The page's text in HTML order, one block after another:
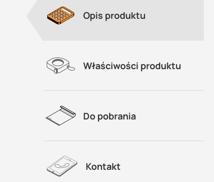
Opis produktu
Właściwości produktu
Do pobrania
Kontakt